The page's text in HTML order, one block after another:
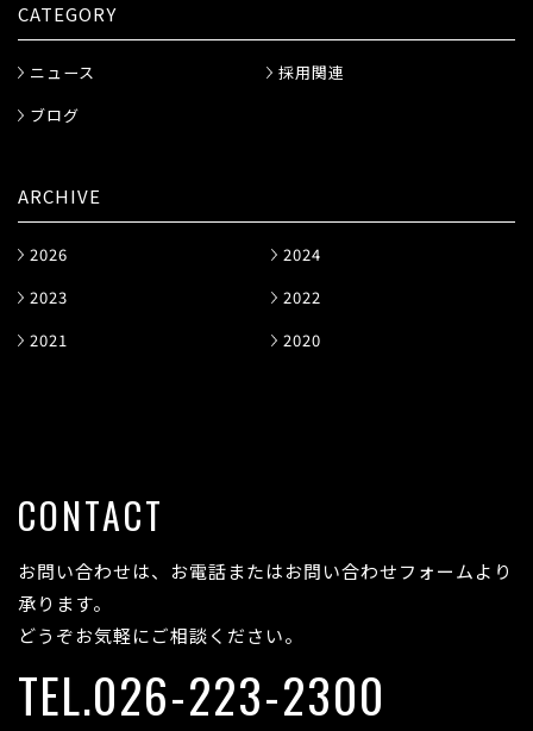
CATEGORY
ニュース
採用関連
ブログ
ARCHIVE
2026
2024
2023
2022
2021
2020
CONTACT
お問い合わせは、お電話またはお問い合わせフォームより
承ります。
どうぞお気軽にご相談ください。
TEL.026-223-2300